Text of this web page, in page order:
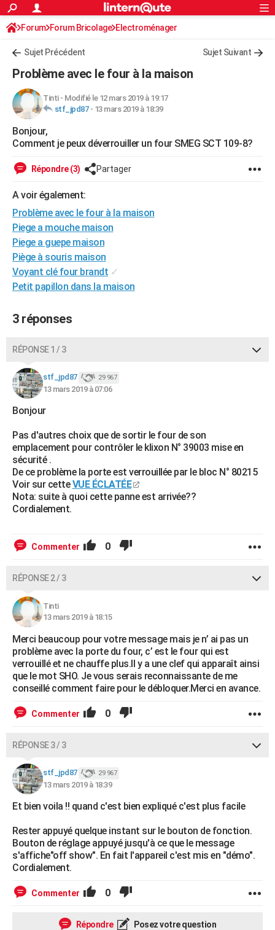
ACTUALITÉS
Politique
Société
Faits Divers
Education
Monde
Villes
+
FINANCE
Retraite
Impôts
Epargne
Immobilier
Risques naturels par ville
Banque
Assurance
Crédit
AUTO
Essais
Réserver un essai
Citadines
Berlines
SUV
Forum auto
+HIGH-TECH
Mobiles
Meilleur smartphone
Internet
Ordinateurs
Jeux vidéo
Guide high-tech
BRICOLAGE
WEEK-END
Guides de France
Escapades
Patrimoine
Expositions
Musées
Week-end nature
+LIFESTYLE
Art de vivre
Bien-être
Loisirs
ModeModes de vie
SANTE
Alimentation
Guide de la santé
Maladies
Médicaments
Sommeil
VOYAGE
Destinations
City break
Voyage nature
Voyage de noces
Forum
Climat
PHOTO
GUIDES D'ACHAT
Carte de Noël
Carte Bonne année
Carte Saint-Valentin
Carte Pâques
Carte d'anniversaire
DICTIONNAIRE
Dictionnaire
Biographies
Citations
Expressions
Proverbes
PROGRAMME TV
COPAINS D'AVANT
S'inscrire
Se connecter
Lycées
Collèges
Primaires
Universités
Entreprises
Service militaire
Avis de recherche
AVIS DE DÉCÈS
FORUM
Bricolage
Lifestyle
Culture
Sport
Auto
Television
Voyage
Cinema
S'inscrire
Connexion
Forum Forum Bricolage Electroménager
Sujet Précédent Sujet Suivant
Problème avec le four à la maison
Tinti- Modifié le 12 mars 2019 à 19:17
stf_jpd87- 13 mars 2019 à 18:39
Bonjour,
Comment je peux déverrouiller un four SMEG SCT 109-8?
Répondre (3) Partager
A voir également:
Problème avec le four à la maison
Piege a mouche maison
Piege a guepe maison
Piège à souris maison
Voyant clé four brandt ✓
Petit papillon dans la maison
3 réponses
RÉPONSE 1 / 3
stf_jpd87 29 967
13 mars 2019 à 07:06
Bonjour
Pas d'autres choix que de sortir le four de son
emplacement pour contrôler le klixon N° 39003 mise en
sécurité .
De ce problème la porte est verrouillée par le bloc N° 80215
Voir sur cetteVUE ÉCLATÉE
Nota: suite à quoi cette panne est arrivée??
Cordialement.
Commenter 0
RÉPONSE 2 / 3
Tinti
13 mars 2019 à 18:15
Merci beaucoup pour votre message mais je n’ ai pas un
problème avec la porte du four, c’ est le four qui est
verrouillé et ne chauffe plus.Il y a une clef qui apparaît ainsi
que le mot SHO. Je vous serais reconnaissante de me
conseillé comment faire pour le débloquer.Merci en avance.
Commenter 0
RÉPONSE 3 / 3
stf_jpd87 29 967
13 mars 2019 à 18:39
Et bien voila !! quand c'est bien expliqué c'est plus facile
Rester appuyé quelque instant sur le bouton de fonction.
Bouton de réglage appuyé jusqu'à ce que le message
s'affiche"off show". En fait l'appareil c'est mis en "démo".
Cordialement.
Commenter 0
Répondre Posez votre question